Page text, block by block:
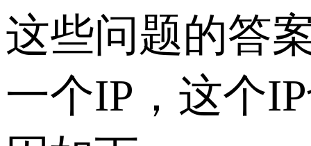
这些问题的答
一个IP，这个